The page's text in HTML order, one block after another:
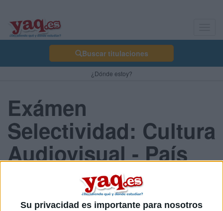
Su privacidad es importante para nosotros
Buscar titulaciones
¿Dónde estoy?
Exámen
Selectividad: Cultura
Audiovisual - País
Vasco 2013 Julio